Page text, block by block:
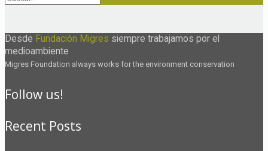
Desde Fundación Migres siempre trabajamos por el
medioambiente
Migres Foundation always works for the environment conservation
Follow us!
Recent Posts